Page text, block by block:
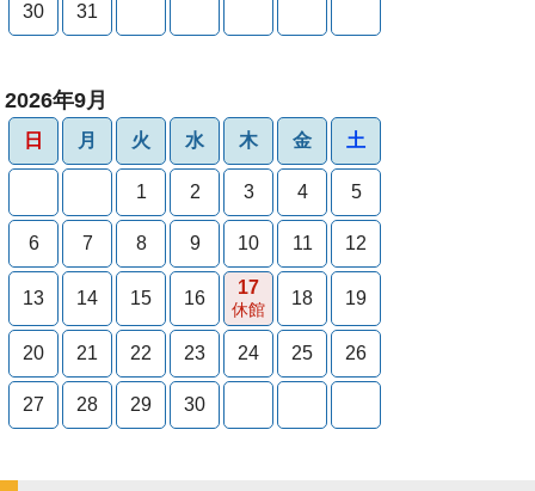
30 31
2026年9月
日 月 火 水 木 金 土
1 2 3 4 5
6 7 8 9 10 11 12
13 14 15 16
17
休館
18 19
20 21 22 23 24 25 26
27 28 29 30